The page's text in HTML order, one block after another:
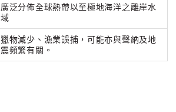
廣泛分佈全球熱帶以至極地海洋之離岸水
域
獵物減少、漁業誤捕，可能亦與聲納及地
震頻繁有關。